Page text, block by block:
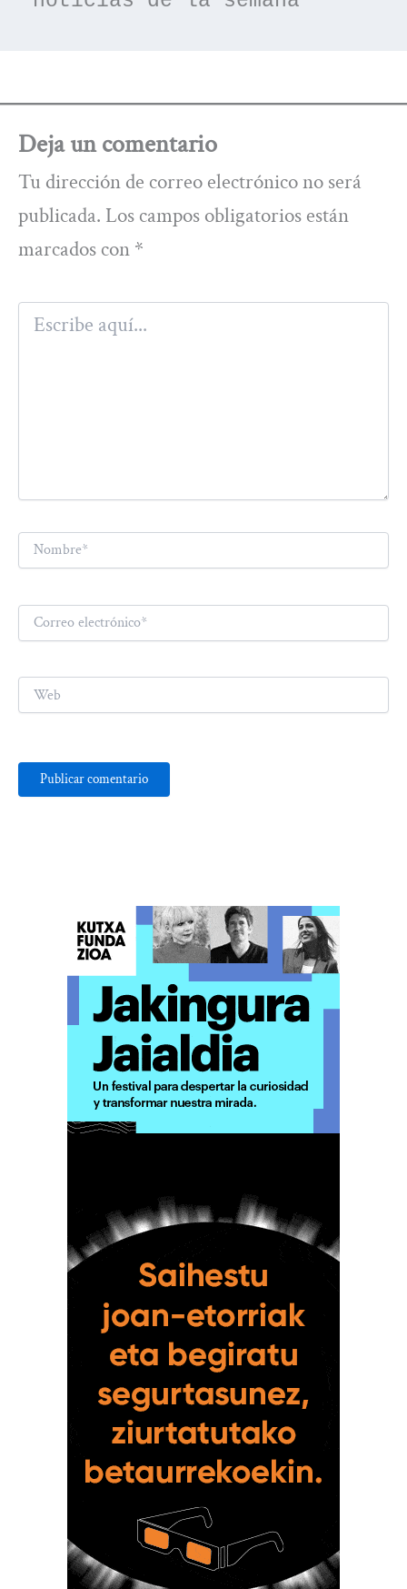
Deja un comentario
Tu dirección de correo electrónico no será
publicada. Los campos obligatorios están
marcados con *
aquí...
Nombre*
Correo
electrónico*